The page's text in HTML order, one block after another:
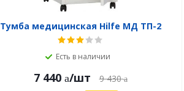
Тумба медицинская Hilfe МД ТП-2
Есть в наличии
7 440 /шт 9 430